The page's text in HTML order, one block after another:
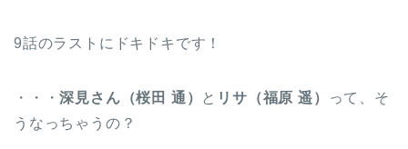
9話のラストにドキドキです！
・・・深見さん（桜田 通） と リサ（福原 遥）
って、そ
うなっちゃうの？